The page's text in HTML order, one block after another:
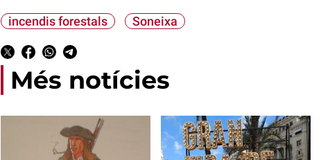
incendis forestals Soneixa
Més notícies